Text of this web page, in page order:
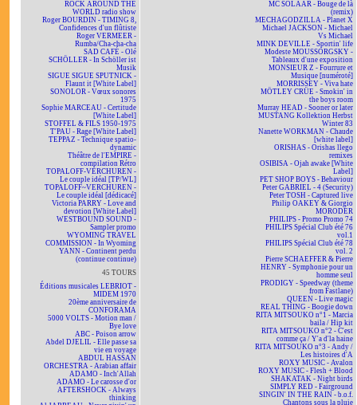
ROCK AROUND THE
WORLD radio show
Roger BOURDIN - TIMING 8,
Confidences d'un flûtiste
Roger VERMEER -
Rumba/Cha-cha-cha
SAD CAFÉ - Olé
SCHÖLLER - In Schöller ist
Musik
SIGUE SIGUE SPUTNICK -
Flaunt it [White Label]
SONOLOR - Vœux sonores
1975
Sophie MARCEAU - Certitude
[White Label]
STOFFEL & FILS 1950-1975
T'PAU - Rage [White Label]
TEPPAZ - Technique spatio-
dynamic
Théâtre de l'EMPIRE -
compilation Rétro
TOPALOFF-VERCHUREN -
Le couple idéal [TP/WL]
TOPALOFF~VERCHUREN -
Le couple idéal [dédicacé]
Victoria PARRY - Love and
devotion [White Label]
WESTBOUND SOUND -
Sampler promo
WYOMING TRAVEL
COMMISSION - In Wyoming
YANN - Continent perdu
(continue continue)
45 TOURS
Éditions musicales LEBRIOT -
MIDEM 1970
20ème anniversaire de
CONFORAMA
5000 VOLTS - Motion man /
Bye love
ABC - Poison arrow
Abdel DJELIL - Elle passe sa
vie en voyage
ABDUL HASSAN
ORCHESTRA - Arabian affair
ADAMO - Inch'Allah
ADAMO - Le carosse d'or
AFTERSHOCK - Always
thinking
MC SOLAAR - Bouge de là
(remix)
MECHAGODZILLA - Planet X
Michael JACKSON - Michael
Vs Michael
MINK DEVILLE - Sportin' life
Modeste MOUSSORGSKY -
Tableaux d'une exposition
MONSIEUR Z - Fourrure et
Musique [numéroté]
MORRISSEY - Viva hate
MÖTLEY CRÜE - Smokin' in
the boys room
Murray HEAD - Sooner or later
MUSTANG Kollektion Herbst
Winter 83
Nanette WORKMAN - Chaude
[white label]
ORISHAS - Orishas llego
remixes
OSIBISA - Ojah awake [White
Label]
PET SHOP BOYS - Behaviour
Peter GABRIEL - 4 (Security)
Peter TOSH - Captured live
Philip OAKEY & Giorgio
MORODER
PHILIPS - Promo Promo 74
PHILIPS Spécial Club été 76
vol.1
PHILIPS Spécial Club été 78
vol. 2
Pierre SCHAEFFER & Pierre
HENRY - Symphonie pour un
homme seul
PRODIGY - Speedway (theme
from Fastlane)
QUEEN - Live magic
REAL THING - Boogie down
RITA MITSOUKO n°1 - Marcia
baila / Hip kit
RITA MITSOUKO n°2 - C'est
comme ça / Y'a d'la haine
RITA MITSOUKO n°3 - Andy /
Les histoires d'A
ROXY MUSIC - Avalon
ROXY MUSIC - Flesh + Blood
SHAKATAK - Night birds
SIMPLY RED - Fairground
SINGIN' IN THE RAIN - b.o.f.
Chantons sous la pluie